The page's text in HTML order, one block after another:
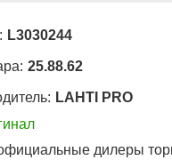
L3030244
25.88.62
LAHTI PRO
дилеры